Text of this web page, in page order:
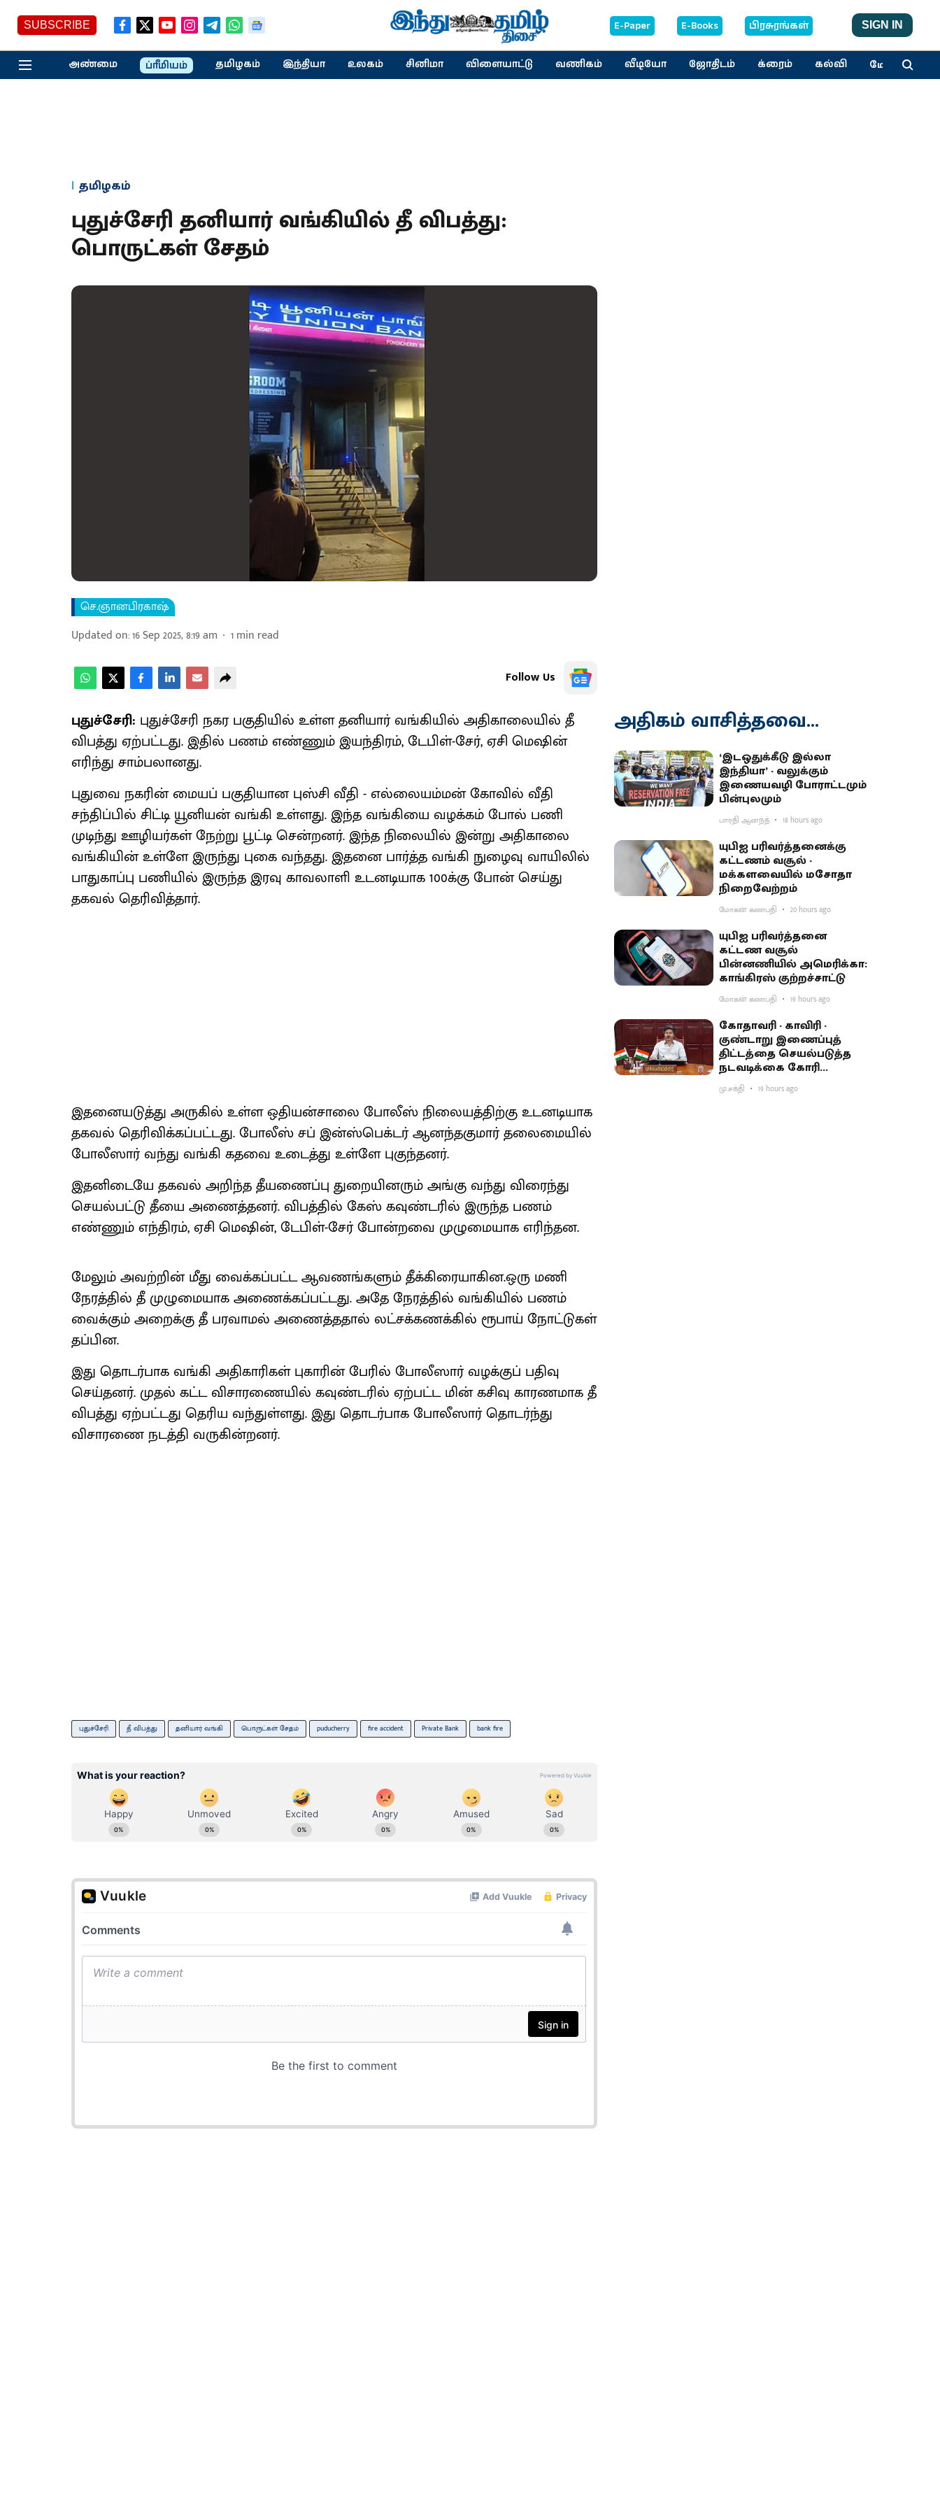
SUBSCRIBE E-Paper E-Books பிரசுரங்கள் SIGN IN
அண்மை ப்ரீமியம் தமிழகம் இந்தியா உலகம் சினிமா விளையாட்டு வணிகம் வீடியோ ஜோதிடம் க்ரைம் கல்வி மேலும்
தமிழகம்
புதுச்சேரி தனியார் வங்கியில் தீ விபத்து:
பொருட்கள் சேதம்
செ.ஞானபிரகாஷ்
Updated on:16 Sep 2025, 8:19 am 1min read
Follow Us
புதுச்சேரி: புதுச்சேரி நகர பகுதியில் உள்ள தனியார் வங்கியில் அதிகாலையில் தீ
விபத்து ஏற்பட்டது. இதில் பணம் எண்ணும் இயந்திரம், டேபிள்-சேர், ஏசி மெஷின்
எரிந்து சாம்பலானது.
புதுவை நகரின் மையப் பகுதியான புஸ்சி வீதி - எல்லையம்மன் கோவில் வீதி
சந்திப்பில் சிட்டி யூனியன் வங்கி உள்ளது. இந்த வங்கியை வழக்கம் போல் பணி
முடிந்து ஊழியர்கள் நேற்று பூட்டி சென்றனர். இந்த நிலையில் இன்று அதிகாலை
வங்கியின் உள்ளே இருந்து புகை வந்தது. இதனை பார்த்த வங்கி நுழைவு வாயிலில்
பாதுகாப்பு பணியில் இருந்த இரவு காவலாளி உடனடியாக 100க்கு போன் செய்து
தகவல் தெரிவித்தார்.
இதனையடுத்து அருகில் உள்ள ஒதியன்சாலை போலீஸ் நிலையத்திற்கு உடனடியாக
தகவல் தெரிவிக்கப்பட்டது. போலீஸ் சப் இன்ஸ்பெக்டர் ஆனந்தகுமார் தலைமையில்
போலீஸார் வந்து வங்கி கதவை உடைத்து உள்ளே புகுந்தனர்.
இதனிடையே தகவல் அறிந்த தீயணைப்பு துறையினரும் அங்கு வந்து விரைந்து
செயல்பட்டு தீயை அணைத்தனர். விபத்தில் கேஸ் கவுண்டரில் இருந்த பணம்
எண்ணும் எந்திரம், ஏசி மெஷின், டேபிள்-சேர் போன்றவை முழுமையாக எரிந்தன.
மேலும் அவற்றின் மீது வைக்கப்பட்ட ஆவணங்களும் தீக்கிரையாகின.ஒரு மணி
நேரத்தில் தீ முழுமையாக அணைக்கப்பட்டது. அதே நேரத்தில் வங்கியில் பணம்
வைக்கும் அறைக்கு தீ பரவாமல் அணைத்ததால் லட்சக்கணக்கில் ரூபாய் நோட்டுகள்
தப்பின.
இது தொடர்பாக வங்கி அதிகாரிகள் புகாரின் பேரில் போலீஸார் வழக்குப் பதிவு
செய்தனர். முதல் கட்ட விசாரணையில் கவுண்டரில் ஏற்பட்ட மின் கசிவு காரணமாக தீ
விபத்து ஏற்பட்டது தெரிய வந்துள்ளது. இது தொடர்பாக போலீஸார் தொடர்ந்து
விசாரணை நடத்தி வருகின்றனர்.
புதுச்சேரி தீ விபத்து தனியார் வங்கி பொருட்கள் சேதம் puducherry fire accident Private Bank bank fire
அதிகம் வாசித்தவை...
‘இடஒதுக்கீடு இல்லா
இந்தியா’ - வலுக்கும்
இணையவழி போராட்டமும்
பின்புலமும்
பாரதி ஆனந்த் 18 hours ago
யுபிஐ பரிவர்த்தனைக்கு
கட்டணம் வசூல் -
மக்களவையில் மசோதா
நிறைவேற்றம்
மோகன் கணபதி 20 hours ago
யுபிஐ பரிவர்த்தனை
கட்டண வசூல்
பின்னணியில் அமெரிக்கா:
காங்கிரஸ் குற்றச்சாட்டு
மோகன் கணபதி 19 hours ago
கோதாவரி - காவிரி -
குண்டாறு இணைப்புத்
திட்டத்தை செயல்படுத்த
நடவடிக்கை கோரி
பிரதமருக்கு முதல்வர்
விஜய் கடிதம்
மு.சக்தி 19 hours ago